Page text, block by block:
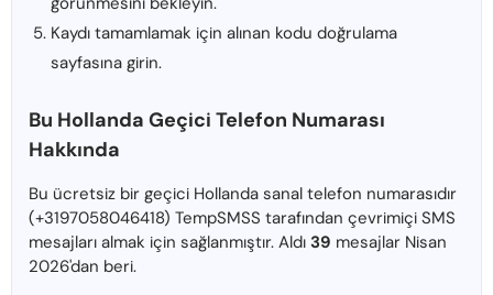
Kaydı tamamlamak için alınan kodu doğrulama
sayfasına girin.
Bu Hollanda Geçici Telefon Numarası
Hakkında
Bu ücretsiz bir geçici Hollanda sanal telefon numarasıdır
(+3197058046418) TempSMSS tarafından çevrimiçi SMS
mesajları almak için sağlanmıştır. Aldı 39 mesajlar Nisan
2026'dan beri.